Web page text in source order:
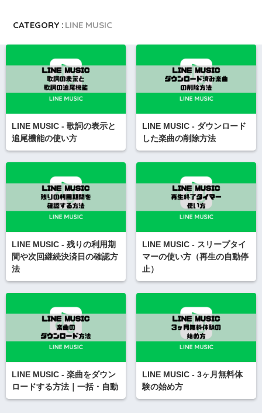
CATEGORY : LINE MUSIC
LINE MUSIC - 歌詞の表示と
追尾機能の使い方
LINE MUSIC - ダウンロード
した楽曲の削除方法
LINE MUSIC - 残りの利用期
間や次回継続決済日の確認方
法
LINE MUSIC - スリープタイ
マーの使い方（再生の自動停
止）
LINE MUSIC - 楽曲をダウン
ロードする方法｜一括・自動
LINE MUSIC - 3ヶ月無料体
験の始め方